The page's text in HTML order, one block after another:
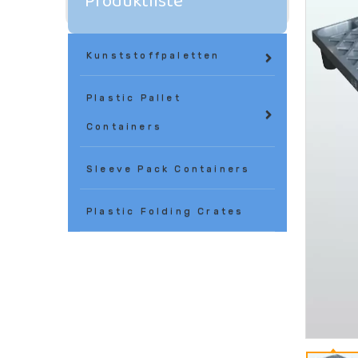
Kunststoffpaletten
Plastic Pallet
Containers
Sleeve Pack Containers
Plastic Folding Crates